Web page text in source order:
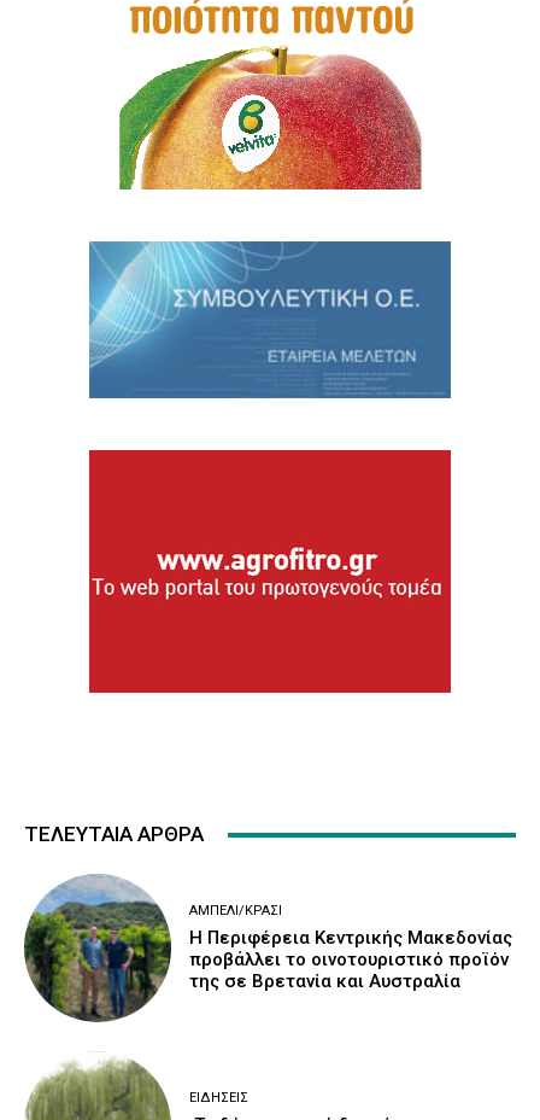
ΤΕΛΕΥΤΑΙΑ ΑΡΘΡΑ
ΑΜΠΈΛΙ/ΚΡΑΣΊ
H Περιφέρεια Κεντρικής Μακεδονίας
προβάλλει το οινοτουριστικό προϊόν
της σε Βρετανία και Αυστραλία
ΕΙΔΉΣΕΙΣ